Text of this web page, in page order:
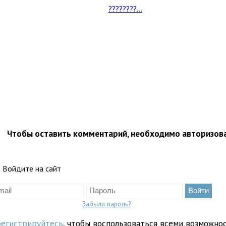
????????...
Чтобы оставить комментарий, необходимо
Войдите на сайт
Забыли пароль?
, чтобы воспользоваться всеми